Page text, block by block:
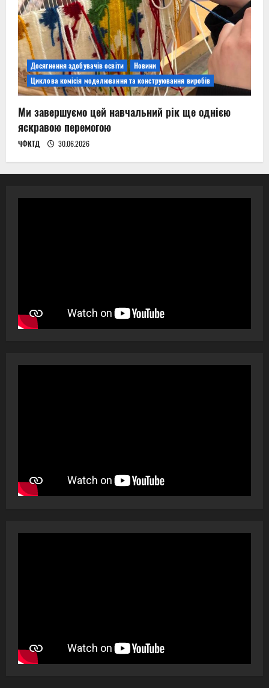
Досягнення здобувачів освіти
Новини
Циклова комісія моделювання та конструювання виробів
Ми завершуємо цей навчальний рік ще однією
яскравою перемогою
ЧФКТД 30.06.2026